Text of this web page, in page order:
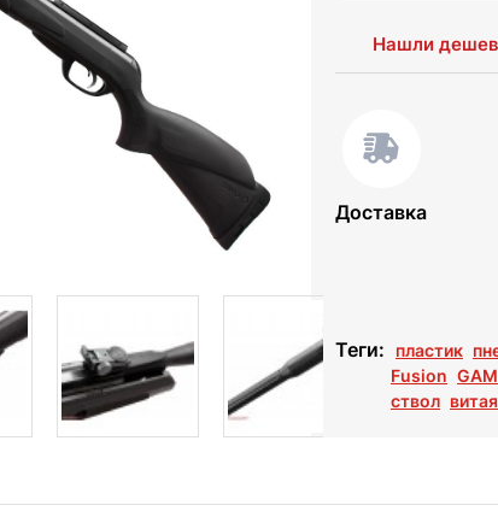
Нашли
Доставка
Теги: пластик
Fusion
ствол